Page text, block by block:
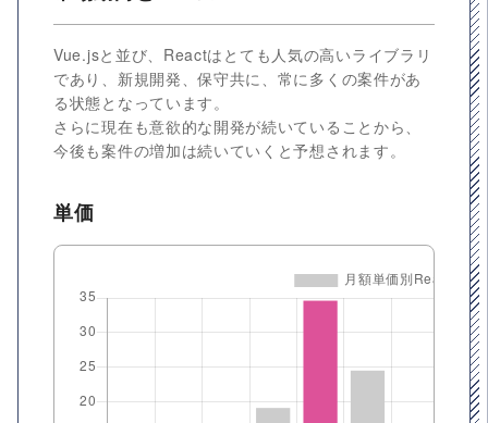
Vue.jsと並び、Reactはとても人気の高いライブラリ
であり、新規開発、保守共に、常に多くの案件があ
る状態となっています。
さらに現在も意欲的な開発が続いていることから、
今後も案件の増加は続いていくと予想されます。
単価